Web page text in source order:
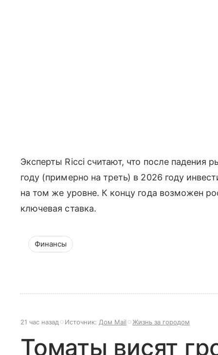
Эксперты Ricci считают, что после падения
году (примерно на треть) в 2026 году
на том же уровне. К концу года возможен
ключевая ставка.
Финансы
21 час назад Источник: Дом Mail Жизнь за городом
Томаты висят